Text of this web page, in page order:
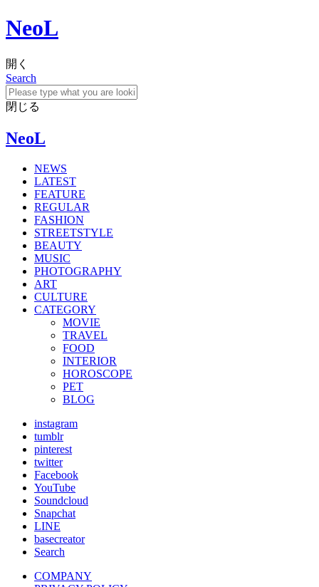
NeoL
開く
Search
閉じる
NeoL
NEWS
LATEST
FEATURE
REGULAR
FASHION
STREETSTYLE
BEAUTY
MUSIC
PHOTOGRAPHY
ART
CULTURE
CATEGORY
MOVIE
TRAVEL
FOOD
INTERIOR
HOROSCOPE
PET
BLOG
instagram
tumblr
pinterest
twitter
Facebook
YouTube
Soundcloud
Snapchat
LINE
basecreator
Search
COMPANY